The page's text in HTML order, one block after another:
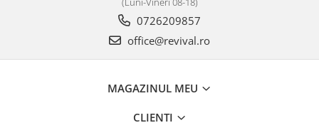
0726209857
office@revival.ro
MAGAZINUL MEU
CLIENTI